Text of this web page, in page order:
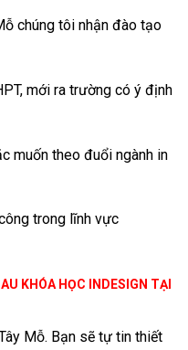
chúng tôi nhận đào tạo
mới ra trường có ý định
muốn theo đuổi ngành in
trong lĩnh vực
KHÓA HỌC INDESIGN TẠI
Mỗ. Bạn sẽ tự tin thiết